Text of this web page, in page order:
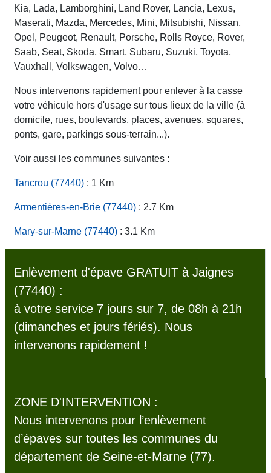
Kia, Lada, Lamborghini, Land Rover, Lancia, Lexus,
Maserati, Mazda, Mercedes, Mini, Mitsubishi, Nissan,
Opel, Peugeot, Renault, Porsche, Rolls Royce, Rover,
Saab, Seat, Skoda, Smart, Subaru, Suzuki, Toyota,
Vauxhall, Volkswagen, Volvo…
Nous intervenons rapidement pour enlever à la casse
votre véhicule hors d'usage sur tous lieux de la ville (à
domicile, rues, boulevards, places, avenues, squares,
ponts, gare, parkings sous-terrain...).
Voir aussi les communes suivantes :
Tancrou (77440) : 1 Km
Armentières-en-Brie (77440) : 2.7 Km
Mary-sur-Marne (77440) : 3.1 Km
Enlèvement d'épave GRATUIT à Jaignes
(77440) :
à votre service 7 jours sur 7, de 08h à 21h
(dimanches et jours fériés). Nous
intervenons rapidement !
ZONE D'INTERVENTION :
Nous intervenons pour l’enlèvement
d’épaves sur toutes les communes du
département de Seine-et-Marne (77).